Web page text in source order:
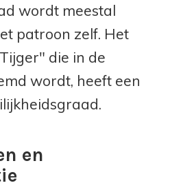
wordt meestal
patroon zelf. Het
die in de
wordt, heeft een
en